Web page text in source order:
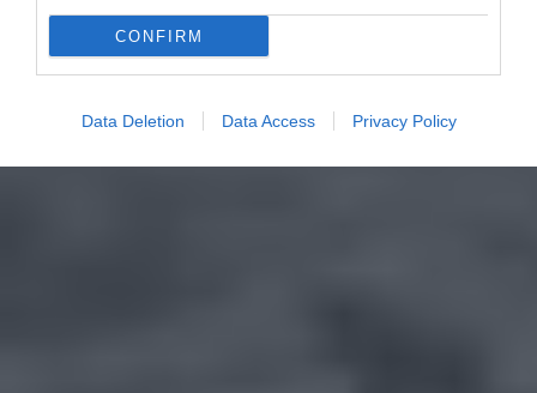
CONFIRM
Data Deletion Data Access Privacy Policy